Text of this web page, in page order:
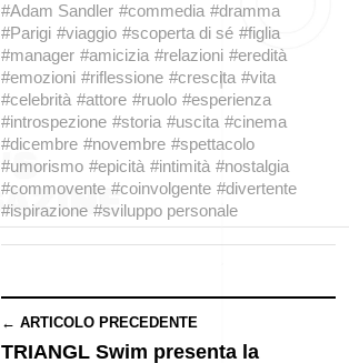
#Adam Sandler #commedia #dramma
#Parigi #viaggio #scoperta di sé #figlia
#manager #amicizia #relazioni #eredità
#emozioni #riflessione #crescita #vita
#celebrità #attore #ruolo #esperienza
#introspezione #storia #uscita #cinema
#dicembre #novembre #spettacolo
#umorismo #epicità #intimità #nostalgia
#commovente #coinvolgente #divertente
#ispirazione #sviluppo personale
← ARTICOLO PRECEDENTE
TRIANGL Swim presenta la